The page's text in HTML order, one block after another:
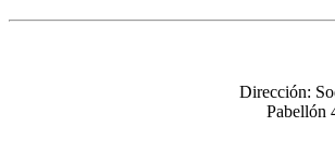
Dirección:
Pabellón